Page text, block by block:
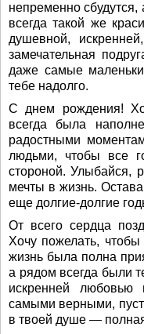
непременно
всегда такой же
душевной,
замечательная
даже самые
тебе надолго.
С днем рождения!
всегда была
радостными
людьми, чтобы все
стороной. Улыбайся,
мечты в жизнь.
еще долгие-долгие
От всего сердца
Хочу пожелать, чтобы
жизнь была полна
а рядом всегда были
искренней любовью
самыми верными,
в твоей душе —